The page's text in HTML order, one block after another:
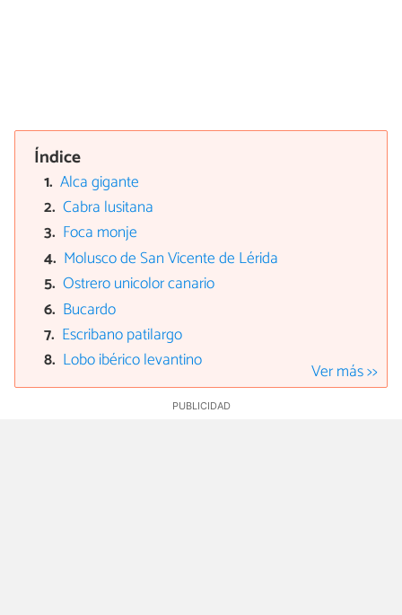
Índice
Alca gigante
Cabra lusitana
Foca monje
Molusco de San Vicente de Lérida
Ostrero unicolor canario
Bucardo
Escribano patilargo
Lobo ibérico levantino
Ver más >>